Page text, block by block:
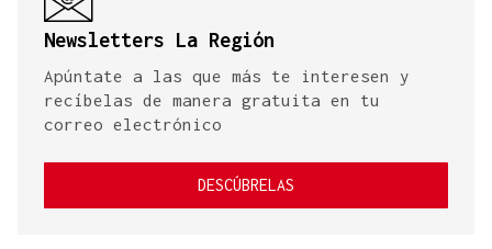
Newsletters La Región
Apúntate a las que más te interesen y
recíbelas de manera gratuita en tu
correo electrónico
DESCÚBRELAS